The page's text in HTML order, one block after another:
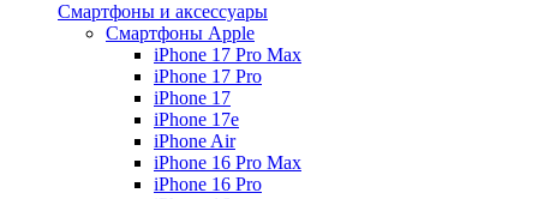
Смартфоны и аксессуары
Смартфоны Apple
iPhone 17 Pro Max
iPhone 17 Pro
iPhone 17
iPhone 17e
iPhone Air
iPhone 16 Pro Max
iPhone 16 Pro